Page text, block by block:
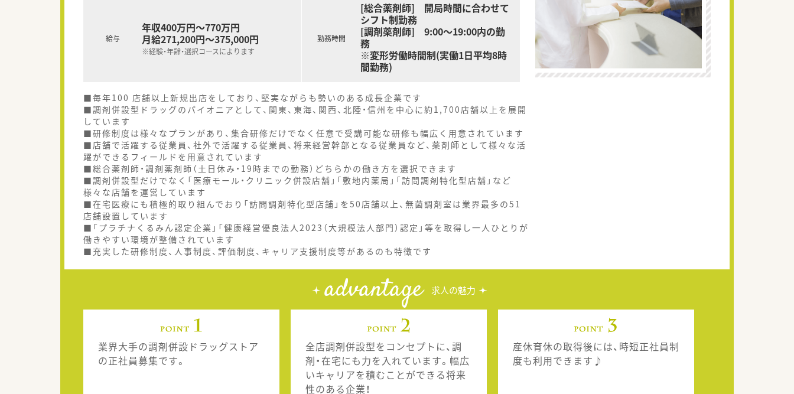
給与
年収400万円～770万円
月給271,200円～375,000円
※経験・年齢・選択コースによります
勤務時間
[総合薬剤師] 開局時間に合わせて
シフト制勤務
[調剤薬剤師] 9:00～19:00内の勤
務
※変形労働時間制(実働1日平均8時
間勤務)
■毎年100 店舗以上新規出店をしており、堅実ながらも勢いのある成長企業です
■調剤併設型ドラッグのパイオニアとして、関東、東海、関西、北陸・信州を中心に約1,700店舗以上を展開
しています
■研修制度は様々なプランがあり、集合研修だけでなく任意で受講可能な研修も幅広く用意されています
■店舗で活躍する従業員、社外で活躍する従業員、将来経営幹部となる従業員など、薬剤師として様々な活
躍ができるフィールドを用意されています
■総合薬剤師・調剤薬剤師（土日休み・19時までの勤務）どちらかの働き方を選択できます
■調剤併設型だけでなく「医療モール・クリニック併設店舗」「敷地内薬局」「訪問調剤特化型店舗」など
様々な店舗を運営しています
■在宅医療にも積極的取り組んでおり「訪問調剤特化型店舗」を50店舗以上、無菌調剤室は業界最多の51
店舗設置しています
■「プラチナくるみん認定企業」「健康経営優良法人2023（大規模法人部門）認定」等を取得し一人ひとりが
働きやすい環境が整備されています
■充実した研修制度、人事制度、評価制度、キャリア支援制度等があるのも特徴です
advantage 求人の魅力
業界大手の調剤併設ドラッグストア
の正社員募集です。
全店調剤併設型をコンセプトに、調
剤・在宅にも力を入れています。幅広
いキャリアを積むことができる将来
性のある企業！
産休育休の取得後には、時短正社員制
度も利用できます♪